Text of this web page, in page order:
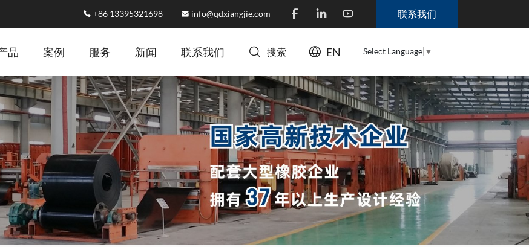
联系我们
+86 13395321698 info@qdxiangjie.com
Select Language ▼
EN
搜索
品 案例 服务 新闻 联系我们